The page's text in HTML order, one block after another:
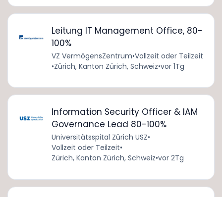
Leitung IT Management Office, 80-
100%
VZ VermögensZentrum•Vollzeit oder Teilzeit
•Zürich, Kanton Zürich, Schweiz•vor 1Tg
Information Security Officer & IAM
Governance Lead 80-100%
Universitätsspital Zürich USZ•
Vollzeit oder Teilzeit•
Zürich, Kanton Zürich, Schweiz•vor 2Tg